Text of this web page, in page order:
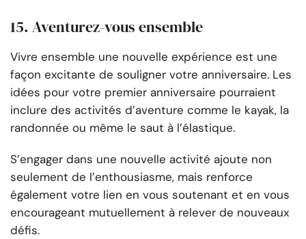
15. Aventurez-vous ensemble
Vivre ensemble une nouvelle expérience est une
façon excitante de souligner votre anniversaire. Les
idées pour votre premier anniversaire pourraient
inclure des activités d’aventure comme le kayak, la
randonnée ou même le saut à l’élastique.
S’engager dans une nouvelle activité ajoute non
seulement de l’enthousiasme, mais renforce
également votre lien en vous soutenant et en vous
encourageant mutuellement à relever de nouveaux
défis.